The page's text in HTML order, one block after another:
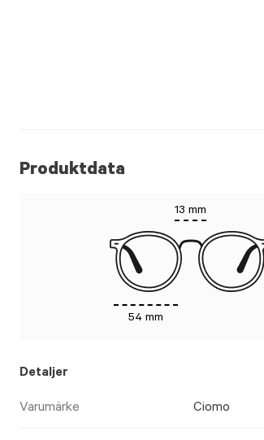
Produktdata
13 mm
54 mm
Detaljer
Varumärke Ciomo